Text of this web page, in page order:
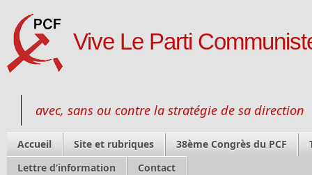
Vive Le Parti
avec, sans ou contre la stratégie de sa direction
Accueil Site et rubriques 38ème Congrès du PCF
Lettre d’information
Contact